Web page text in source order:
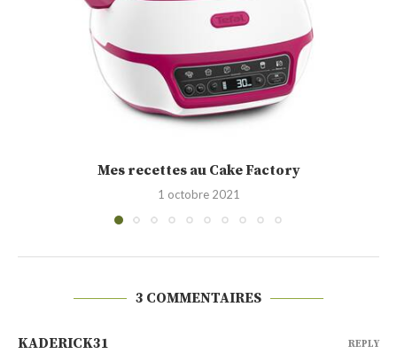
Cakounet (Philippe Conticini)
28 septembre 2021
3 COMMENTAIRES
KADERICK31 REPLY